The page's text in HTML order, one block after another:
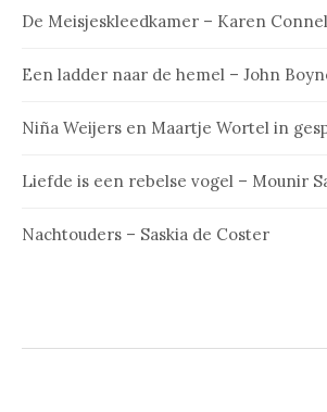
De Meisjeskleedkamer – Karen
Een ladder naar de hemel – John
Niña Weijers en Maartje Wortel in
Liefde is een rebelse vogel – Mounir
Nachtouders – Saskia de Coster